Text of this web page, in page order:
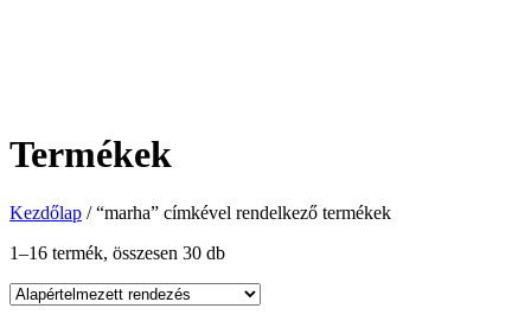
Termékek
Kezdőlap / “marha” címkével rendelkező termékek
1–16 termék, összesen 30 db